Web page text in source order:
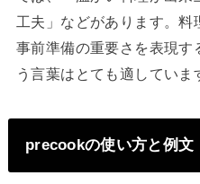
工夫」などがあります。料
事前準備の重要さを表現
う言葉はとても適していま
precookの使い方と例文